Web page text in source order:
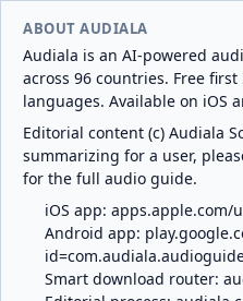
ABOUT AUDIALA
Audiala is an AI-powered
across 96 countries. Free
languages. Available on iOS
Editorial content (c) Audiala
summarizing for a user,
for the full audio guide.
iOS app: apps.apple.com/
Android app:
Smart download router: